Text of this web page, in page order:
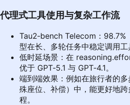
代理式工具使用与复杂工作流
Tau2‑bench Telecom：98.7%
型在长、多轮任务中稳定调用工
低时延场景：在
优于 GPT‑5.1 与 GPT‑4.1。
端到端效果：例如在旅行者的
殊座位、补偿）中，能更好地
程。